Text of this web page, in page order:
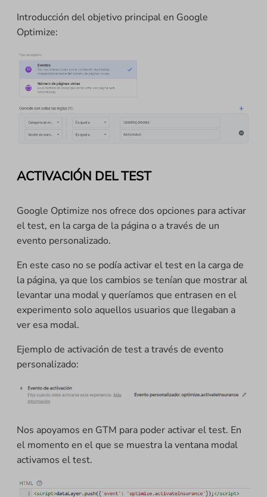
Introducción del objetivo principal en Google
Optimize:
ACTIVACIÓN DEL TEST
Google Optimize nos ofrece dos opciones para activar
el test, en la carga de la página o a través de un
evento personalizado.
En este caso no se podía activar el test en la carga de
la página, ya que los cambios se tenían que mostrar al
levantar una modal y queríamos que entrasen en el
experimento solo aquellos usuarios que llegaban a
ver esa modal.
Ejemplo de activación de test a través de evento
personalizado:
Nos apoyamos en GTM para poder activar el test. En
el momento en el que se muestra la ventana modal
activamos el test.